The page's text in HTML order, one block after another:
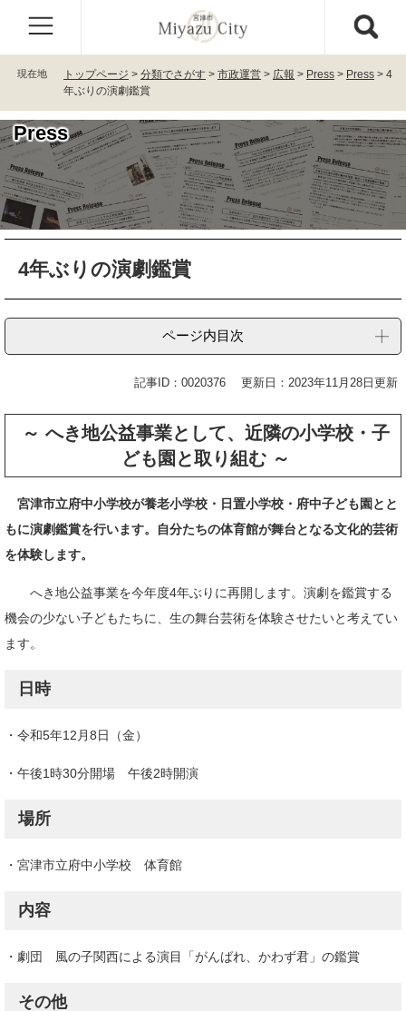
で
す
。
ば
し
て
本
文
へ
現在地 トップページ > 分類でさがす > 市政運営 > 広報 > Press > Press > 4
年ぶりの演劇鑑賞
Press
4年ぶりの演劇鑑賞
ページ内目次
記事ID：0020376 更新日：2023年11月28日更新
～ へき地公益事業として、近隣の小学校・子
ども園と取り組む ～
宮津市立府中小学校が養老小学校・日置小学校・府中子ども園とと
もに演劇鑑賞を行います。自分たちの体育館が舞台となる文化的芸術
を体験します。
へき地公益事業を今年度4年ぶりに再開します。演劇を鑑賞する
機会の少ない子どもたちに、生の舞台芸術を体験させたいと考えてい
ます。
日時
・令和5年12月8日（金）
・午後1時30分開場 午後2時開演
場所
・宮津市立府中小学校 体育館
内容
・劇団 風の子関西による演目「がんばれ、かわず君」の鑑賞
その他